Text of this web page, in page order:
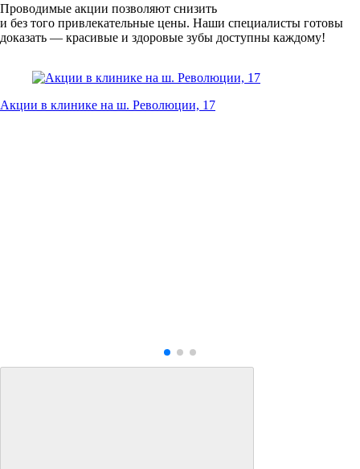
Проводимые акции позволяют снизить
и без того привлекательные цены. Наши специалисты готовы
доказать — красивые и здоровые зубы доступны каждому!
Акции в клинике на ш. Революции, 17